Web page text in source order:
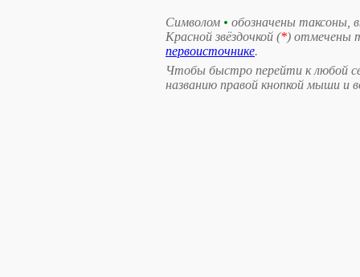
Символом • обозначены таксоны,
Красной звёздочкой (*) отмечены
первоисточнике.
Чтобы быстро перейти к любой
названию правой кнопкой мыши и